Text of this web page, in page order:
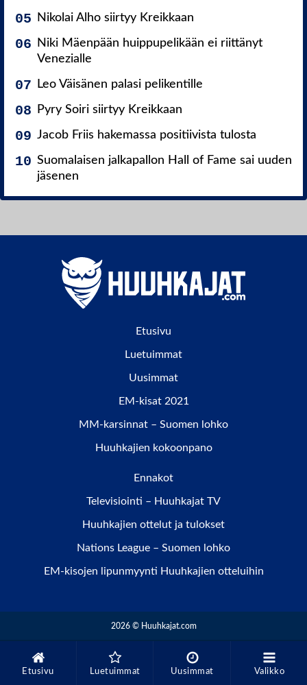
Etusivu Luetuimmat Uusimmat Valikko
Nikolai Alho siirtyy Kreikkaan
Niki Mäenpään huippupelikään ei riittänyt
Venezialle
Leo Väisänen palasi pelikentille
Pyry Soiri siirtyy Kreikkaan
Jacob Friis hakemassa positiivista tulosta
Suomalaisen jalkapallon Hall of Fame sai uuden
jäsenen
Etusivu
Luetuimmat
Uusimmat
EM-kisat 2021
MM-karsinnat – Suomen lohko
Huuhkajien kokoonpano
Ennakot
Televisiointi – Huuhkajat TV
Huuhkajien ottelut ja tulokset
Nations League – Suomen lohko
EM-kisojen lipunmyynti Huuhkajien otteluihin
2026 © Huuhkajat.com